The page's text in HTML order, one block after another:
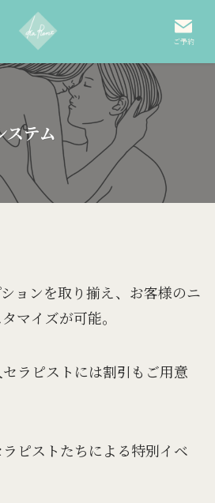
ご予約
ステム
ョンを取り揃え、お客様のニ
マイズが可能。
ラピストには割引もご用意
ピストたちによる特別イベ